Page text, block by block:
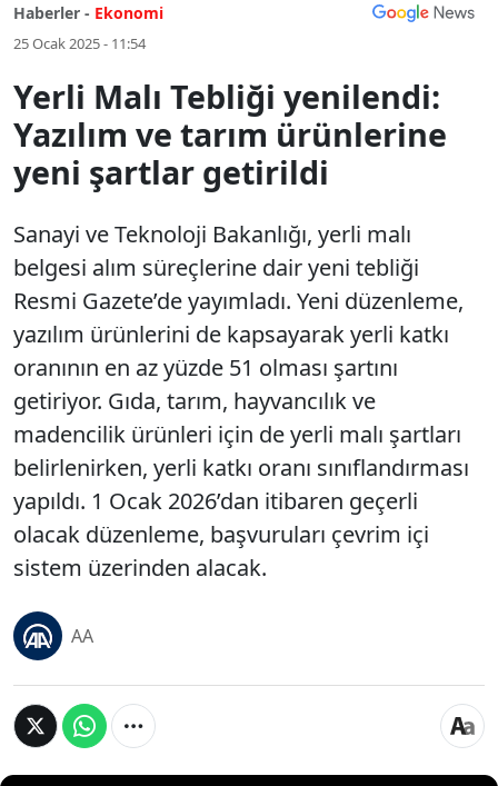
Haberler - Ekonomi
25 Ocak 2025 - 11:54
Yerli Malı Tebliği yenilendi:
Yazılım ve tarım ürünlerine
yeni şartlar getirildi
Sanayi ve Teknoloji Bakanlığı, yerli malı
belgesi alım süreçlerine dair yeni tebliği
Resmi Gazete’de yayımladı. Yeni düzenleme,
yazılım ürünlerini de kapsayarak yerli katkı
oranının en az yüzde 51 olması şartını
getiriyor. Gıda, tarım, hayvancılık ve
madencilik ürünleri için de yerli malı şartları
belirlenirken, yerli katkı oranı sınıflandırması
yapıldı. 1 Ocak 2026’dan itibaren geçerli
olacak düzenleme, başvuruları çevrim içi
sistem üzerinden alacak.
AA